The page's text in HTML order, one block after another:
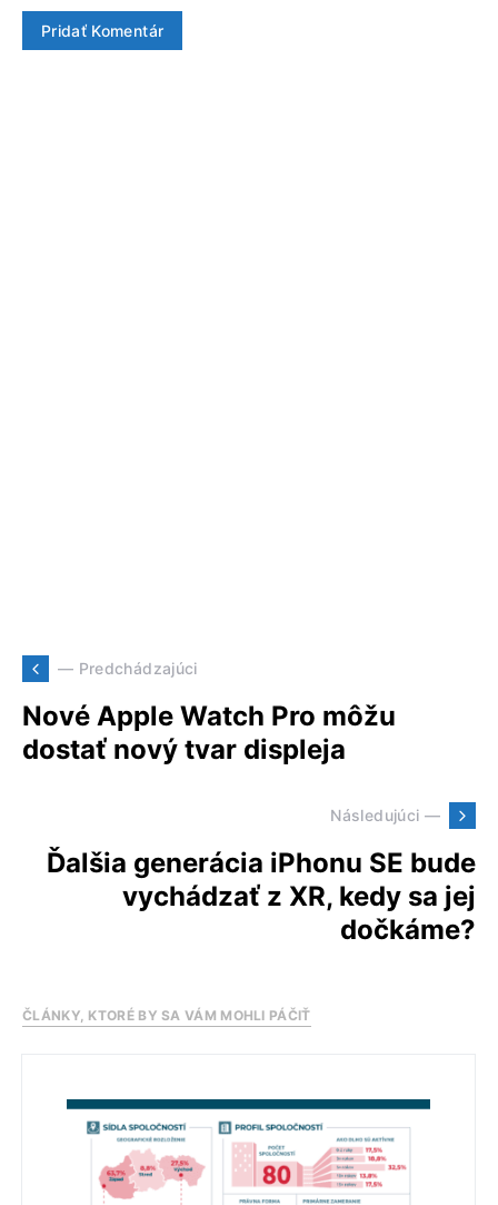
— Predchádzajúci
Nové Apple Watch Pro môžu
dostať nový tvar displeja
Následujúci —
Ďalšia generácia iPhonu SE bude
vychádzať z XR, kedy sa jej
dočkáme?
ČLÁNKY, KTORÉ BY SA VÁM MOHLI PÁČIŤ